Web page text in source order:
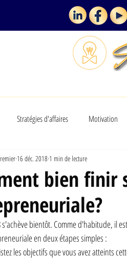
Stratégies d'affaires Motivation
bien finir
16 déc. 2018 1 min de lecture
s'achève bientôt. Comme d'habitude, il
en deux étapes simples :
les objectifs que vous avez atteints